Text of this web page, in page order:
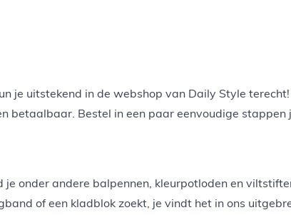
je uitstekend in de webshop van Daily Style
betaalbaar. Bestel in een paar eenvoudige
onder andere balpennen, kleurpotloden en
of een kladblok zoekt, je vindt het in ons